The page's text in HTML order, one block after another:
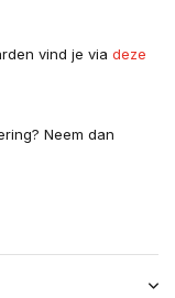
vind je via deze
Neem dan